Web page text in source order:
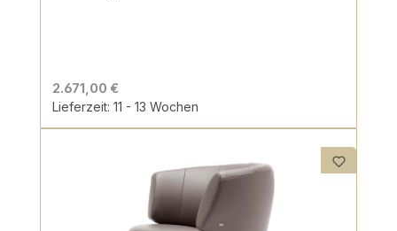
2.671,00 €
Lieferzeit: 11 - 13 Wochen